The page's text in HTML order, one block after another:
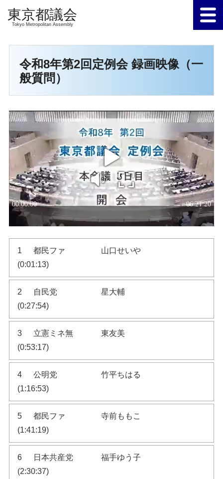
Tokyo Metropolitan Assembly
令和8年第2回定例会 録画映像（一
般質問）
1 都民ファ
山口せいや
(0:01:13)
2 自民党
星大輔
(0:27:54)
3 立憲ミネ無
東友美
(0:53:17)
4 公明党
竹平ちはる
(1:16:53)
5 都民ファ
寺前ももこ
(1:41:19)
6 日本共産党
福手ゆう子
(2:30:37)